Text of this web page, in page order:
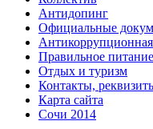
Антидопинг
Официальные
Антикоррупционная
Правильное питание
Отдых и туризм
Контакты,
Карта сайта
Сочи 2014